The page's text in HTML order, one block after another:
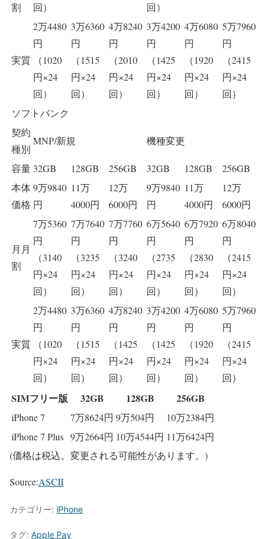
割
回）
回）
実質
2万4480
円
（1020
円×24
回）
3万6360
円
（1515
円×24
回）
4万8240
円
（2010
円×24
回）
3万4200
円
（1425
円×24
回）
4万6080
円
（1920
円×24
回）
5万7960
円
（2415
円×24
回）
ソフトバンク
契約
種別
MNP/新規 機種変更
容量 32GB 128GB 256GB 32GB 128GB
256GB
本体
価格
9万9840
円
11万
4000円
12万
6000円
9万9840
円
11万
4000円
12万
6000円
月月
割
7万5360
円
（3140
円×24
回）
7万7640
円
（3235
円×24
回）
7万7760
円
（3240
円×24
回）
6万5640
円
（2735
円×24
回）
6万7920
円
（2830
円×24
回）
6万8040
円
（2415
円×24
回）
実質
2万4480
円
（1020
円×24
回）
3万6360
円
（1515
円×24
回）
4万8240
円
（1425
円×24
回）
3万4200
円
（1425
円×24
回）
4万6080
円
（1920
円×24
回）
5万7960
円
（2415
円×24
回）
SIMフリー版 32GB 128GB 256GB
iPhone 7 7万8624円 9万504円
10万2384円
iPhone 7 Plus 9万2664円 10万4544円 11万6424円
(価格は税込。変更される可能性があります。)
Source:ASCII
カテゴリー: iPhone
タグ: Apple Pay